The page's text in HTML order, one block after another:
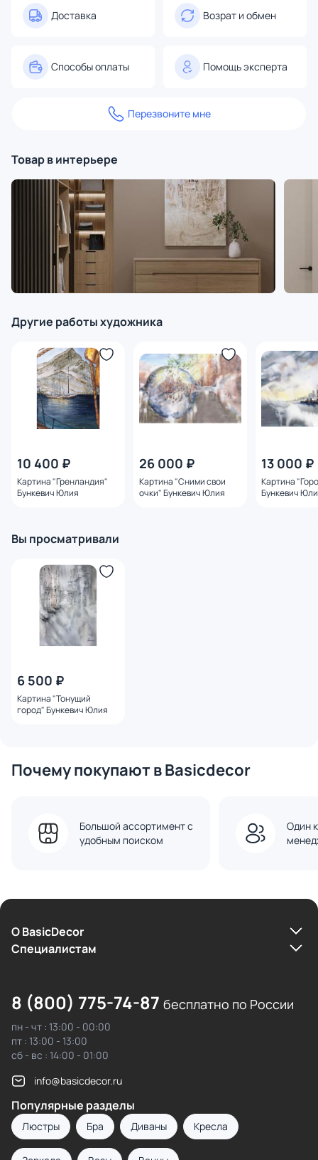
Доставка Возрат и обмен
Способы оплаты Помощь эксперта
Перезвоните мне
Товар в интерьере
Другие работы художника
10 400 ₽
Картина "Гренландия"
Бункевич Юлия
26 000 ₽
Картина "Сними свои
очки" Бункевич Юлия
13 000 ₽
Картина
Бункевич
Вы просматривали
6 500 ₽
Картина "Тонущий
город" Бункевич Юлия
Почему покупают в Basicdecor
Большой ассортимент с
удобным поиском
Один
О BasicDecor
Cпециалистам
8 (800) 775-74-87 бесплатно по России
пн - чт : 13:00 - 00:00
пт : 13:00 - 13:00
сб - вс : 14:00 - 01:00
info@basicdecor.ru
Популярные разделы
Люстры Бра Диваны Кресла